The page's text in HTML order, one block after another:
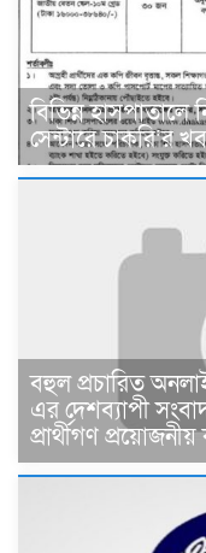
বিভিন্ন হাসপাতালে
সেন্টারে চাকরি’র
বহুল প্রচারিত
এর দেশব্যাপী
প্রার্থীগণ